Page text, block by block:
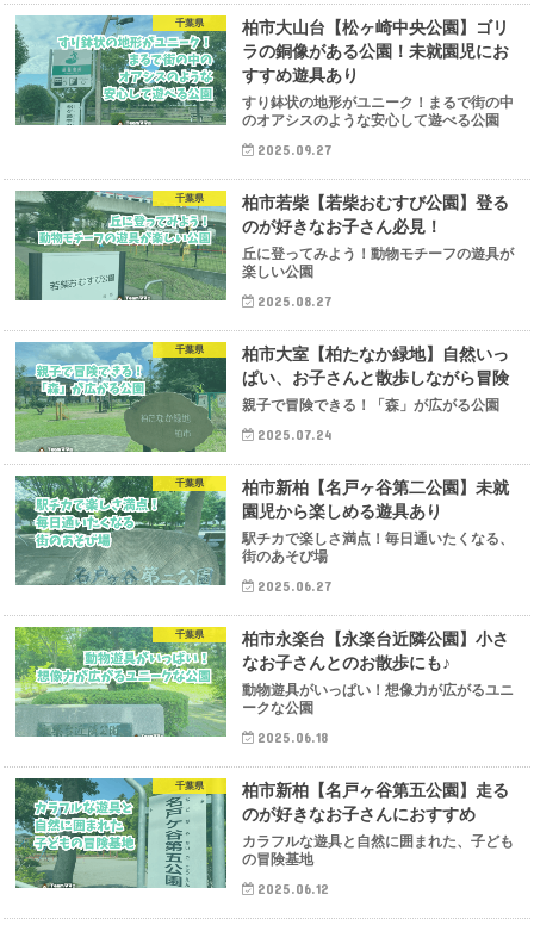
千葉県
柏市大山台【松ヶ崎中央公園】ゴリ
ラの銅像がある公園！未就園児にお
すすめ遊具あり
すり鉢状の地形がユニーク！まるで街の中
のオアシスのような安心して遊べる公園
2025.09.27
千葉県
柏市若柴【若柴おむすび公園】登る
のが好きなお子さん必見！
丘に登ってみよう！動物モチーフの遊具が
楽しい公園
2025.08.27
千葉県
柏市大室【柏たなか緑地】自然いっ
ぱい、お子さんと散歩しながら冒険
親子で冒険できる！「森」が広がる公園
2025.07.24
千葉県
柏市新柏【名戸ヶ谷第二公園】未就
園児から楽しめる遊具あり
駅チカで楽しさ満点！毎日通いたくなる、
街のあそび場
2025.06.27
千葉県
柏市永楽台【永楽台近隣公園】小さ
なお子さんとのお散歩にも♪
動物遊具がいっぱい！想像力が広がるユニ
ークな公園
2025.06.18
千葉県
柏市新柏【名戸ヶ谷第五公園】走る
のが好きなお子さんにおすすめ
カラフルな遊具と自然に囲まれた、子ども
の冒険基地
2025.06.12